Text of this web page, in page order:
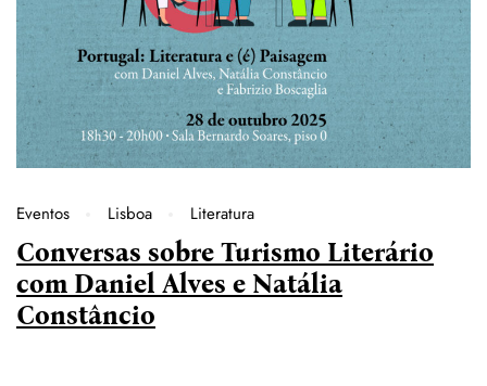
Eventos Lisboa Literatura
Conversas sobre Turismo Literário
com Daniel Alves e Natália
Constâncio